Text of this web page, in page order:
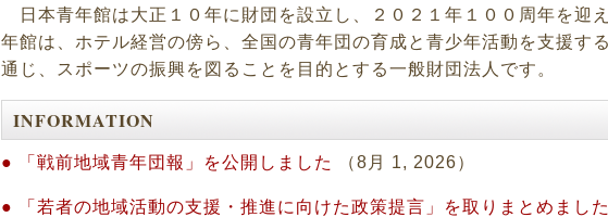
日本青年館は大正１０年に財団を設立し、２０２１年１００周年を迎
年館は、ホテル経営の傍ら、全国の青年団の育成と青少年活動を支援す
通じ、スポーツの振興を図ることを目的とする一般財団法人です。
INFORMATION
● 「戦前地域青年団報」を公開しました （8月 1, 2026）
● 「若者の地域活動の支援・推進に向けた政策提言」を取りまとめました